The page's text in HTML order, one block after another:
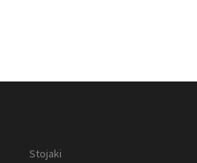
Stojaki